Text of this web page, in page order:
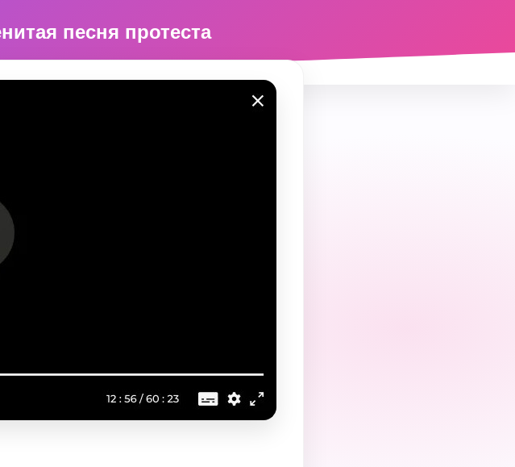
песня протеста